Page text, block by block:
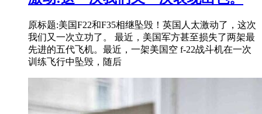
原标题:美国F22和F35相继坠毁！英国人太激动了，这次
我们又一次立功了。 最近，美国军方甚至损失了两架最
先进的五代飞机。最近，一架美国空 f-22战斗机在一次
训练飞行中坠毁，随后